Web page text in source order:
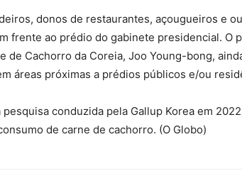
donos de restaurantes, açougueiros e
frente ao prédio do gabinete presidencial. O
de Cachorro da Coreia, Joo Young-bong,
áreas próximas a prédios públicos e/ou
conduzida pela Gallup Korea em
de carne de cachorro. (O Globo)